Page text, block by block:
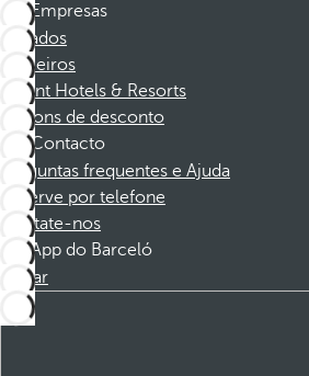
Empresas
Afiliados
Parceiros
Dorint Hotels & Resorts
Cupons de desconto
Contacto
Perguntas frequentes e Ajuda
Reserve por telefone
Contate-nos
App do Barceló
Baixar